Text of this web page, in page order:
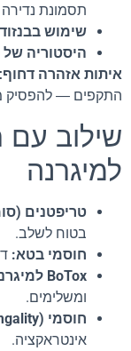
תסמונת נדירה
שימוש
היסטוריה של
איתות אזהרה דחוף:
התקפים — להפסיק
שילוב עם
למיגרנה
טריפטנים
בטוח לשלב.
חוסמי בטא:
BoTox למיגרנה:
ומשלימים.
חוסמי CGRP (Aimovig, Ajovy, Emgality):
אינטראקציה.